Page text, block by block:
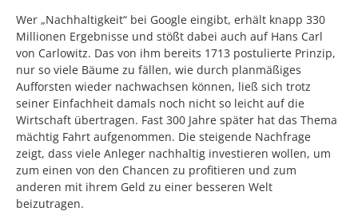
Wer „Nachhaltigkeit“ bei Google eingibt, erhält knapp 330
Millionen Ergebnisse und stößt dabei auch auf Hans Carl
von Carlowitz. Das von ihm bereits 1713 postulierte Prinzip,
nur so viele Bäume zu fällen, wie durch planmäßiges
Aufforsten wieder nachwachsen können, ließ sich trotz
seiner Einfachheit damals noch nicht so leicht auf die
Wirtschaft übertragen. Fast 300 Jahre später hat das Thema
mächtig Fahrt aufgenommen. Die steigende Nachfrage
zeigt, dass viele Anleger nachhaltig investieren wollen, um
zum einen von den Chancen zu profitieren und zum
anderen mit ihrem Geld zu einer besseren Welt
beizutragen.